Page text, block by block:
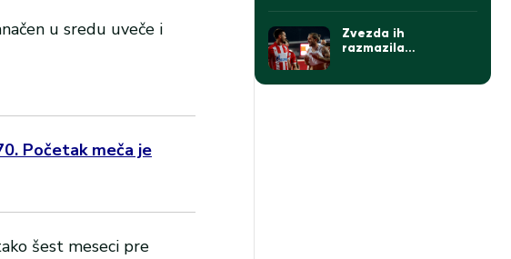
u sredu uveče i
Početak meča je
šest meseci pre
Zvezda ih
razmazila…